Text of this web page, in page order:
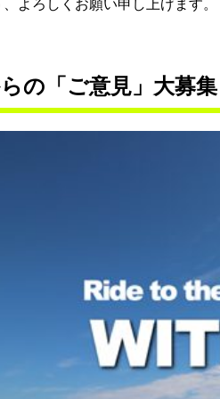
よろしくお願い申し上げます。
の「ご意見」大募